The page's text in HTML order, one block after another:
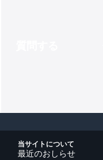
当サイトについて
最近のおしらせ